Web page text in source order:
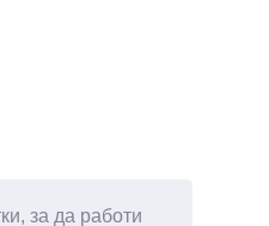
за да работи